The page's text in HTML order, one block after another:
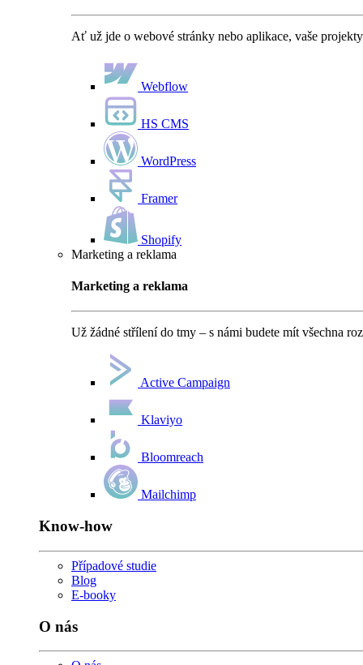
Ať už jde o webové stránky nebo aplikace, vaše
Webflow
HS CMS
WordPress
Framer
Shopify
Marketing a reklama
Marketing a reklama
Už žádné střílení do tmy – s námi budete mít všechna
Active Campaign
Klaviyo
Bloomreach
Mailchimp
Know-how
Případové studie
Blog
E-booky
O nás